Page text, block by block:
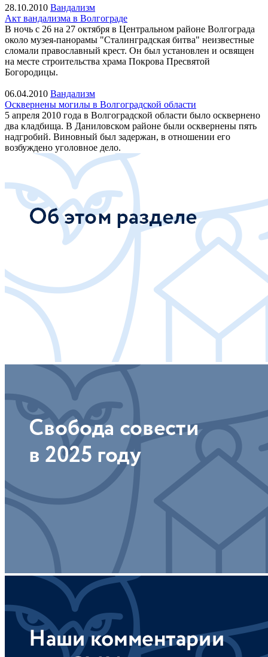
28.10.2010 Вандализм
Акт вандализма в Волгограде
В ночь с 26 на 27 октября в Центральном районе Волгограда
около музея-панорамы "Сталинградская битва" неизвестные
сломали православный крест. Он был установлен и освящен
на месте строительства храма Покрова Пресвятой
Богородицы.
06.04.2010 Вандализм
Осквернены могилы в Волгоградской области
5 апреля 2010 года в Волгоградской области было осквернено
два кладбища. В Даниловском районе были осквернены пять
надгробий. Виновный был задержан, в отношении его
возбуждено уголовное дело.